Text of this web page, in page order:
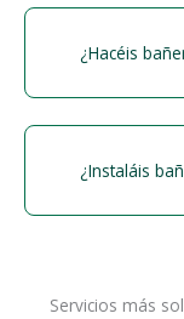
¿Hacéis
¿Instaláis
Servicios más